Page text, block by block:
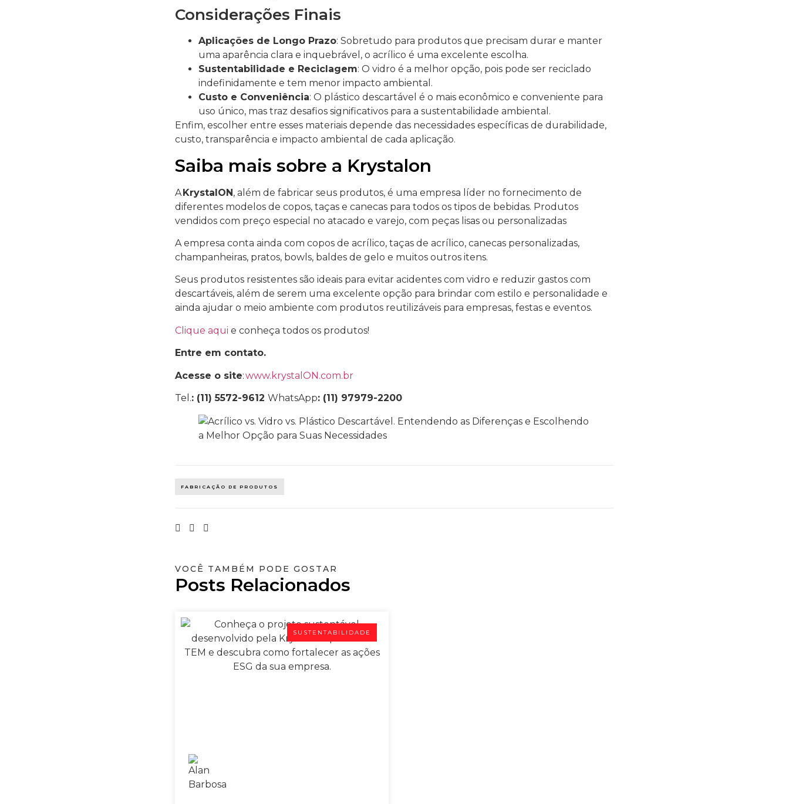
Considerações Finais
Aplicações de Longo Prazo: Sobretudo para produtos que precisam durar e manter
uma aparência clara e inquebrável, o acrílico é uma excelente escolha.
Sustentabilidade e Reciclagem: O vidro é a melhor opção, pois pode ser reciclado
indefinidamente e tem menor impacto ambiental.
Custo e Conveniência: O plástico descartável é o mais econômico e conveniente para
uso único, mas traz desafios significativos para a sustentabilidade ambiental.
Enfim, escolher entre esses materiais depende das necessidades específicas de durabilidade,
custo, transparência e impacto ambiental de cada aplicação.
Saiba mais sobre a Krystalon
AKrystalON, além de fabricar seus produtos, é uma empresa líder no fornecimento de
diferentes modelos de copos, taças e canecas para todos os tipos de bebidas. Produtos
vendidos com preço especial no atacado e varejo, com peças lisas ou personalizadas
A empresa conta ainda com copos de acrílico, taças de acrílico, canecas personalizadas,
champanheiras, pratos, bowls, baldes de gelo e muitos outros itens.
Seus produtos resistentes são ideais para evitar acidentes com vidro e reduzir gastos com
descartáveis, além de serem uma excelente opção para brindar com estilo e personalidade e
ainda ajudar o meio ambiente com produtos reutilizáveis para empresas, festas e eventos.
Clique aqui e conheça todos os produtos!
Entre em contato.
Acesse o site:www.krystalON.com.br
Tel.: (11) 5572-9612 WhatsApp: (11) 97979-2200
FABRICAÇÃO DE PRODUTOS
VOCÊ TAMBÉM PODE GOSTAR
Posts Relacionados
SUSTENTABILIDADE